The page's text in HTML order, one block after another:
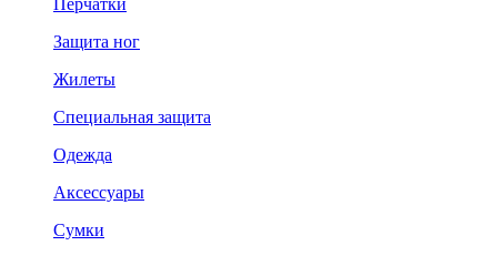
Перчатки
Защита ног
Жилеты
Специальная защита
Одежда
Аксессуары
Сумки